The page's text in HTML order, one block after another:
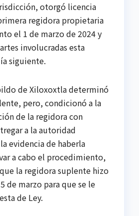
otorgó licencia
regidora propietaria
el 1 de marzo de 2024 y
involucradas esta
siguiente.
de Xiloxoxtla determinó
pero, condicionó a la
de la regidora con
a la autoridad
evidencia de haberla
a cabo el procedimiento,
la regidora suplente hizo
de marzo para que se le
de Ley.